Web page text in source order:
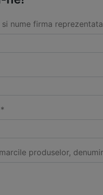
nume firma
produselor,